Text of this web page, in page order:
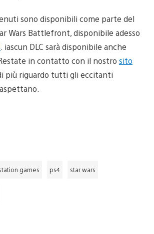
sono disponibili come parte del
Wars Battlefront, disponibile adesso
. iascun DLC sarà disponibile anche
in contatto con il nostro sito
più riguardo tutti gli eccitanti
games ps4 star wars